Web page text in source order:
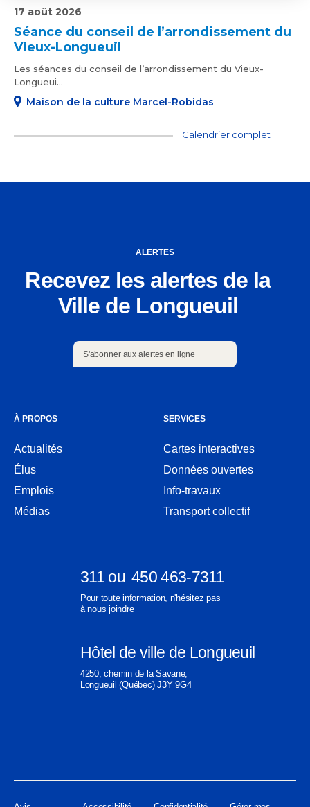
Séance du conseil de l’arrondissement du
Vieux-Longueuil
17 août 2026
Les séances du conseil de l’arrondissement du Vieux-
Longueui...
Maison de la culture Marcel-Robidas
Calendrier complet
ALERTES
Recevez les alertes de la
Ville de Longueuil
S'abonner aux alertes en ligne
À PROPOS
Actualités
Élus
Emplois
Médias
SERVICES
Cartes interactives
Ouvre
dans
une
nouvelle
Données ouvertes
Ouvre
dans
une
Info-travaux
Transport collectif
311Ouvre
dans
une
fenêtre
ou 450 463-7311
Ouvre
dans
fenêtre
Pour toute information, n'hésitez pas
à nous joindre
Hôtel de ville de Longueuil
Ouvre
dans
4250, chemin de la Savane,
Longueuil (Québec) J3Y 9G4